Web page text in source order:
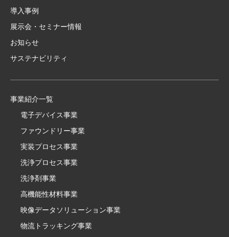
導入事例
展示会・セミナー情報
お知らせ
サステナビリティ
事業紹介一覧
電子デバイス事業
ファウンドリー事業
実装プロセス事業
洗浄プロセス事業
洗浄剤事業
高機能性材料事業
映像データソリューション事業
物流トラッキング事業